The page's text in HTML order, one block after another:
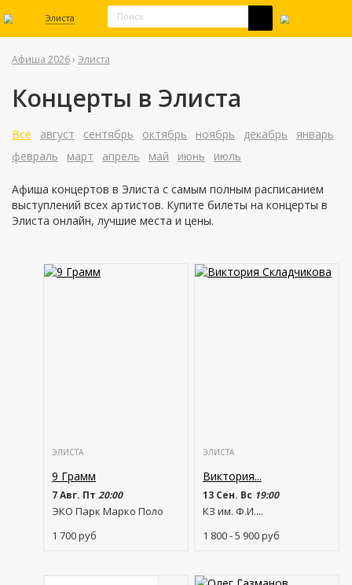
Элиста
Афиша 2026› Элиста
Концерты в Элиста
Все август сентябрь октябрь ноябрь декабрь
январь
февраль
март апрель май июнь июль
Афиша концертов в Элиста с самым полным расписанием
выступлений всех артистов. Купите билеты на концерты в
Элиста онлайн, лучшие места и цены.
ЭЛИСТА
9 Грамм
7 Авг. Пт 20:00
ЭКО Парк Марко Поло
1 700руб
ЭЛИСТА
Виктория...
13 Сен. Вс 19:00
КЗ им. Ф.И....
1 800 - 5 900руб